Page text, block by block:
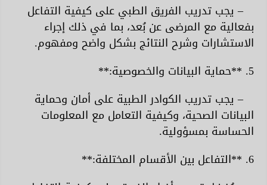
– يجب تدريب الفريق الطبي على كيفية التفاعل
بفعالية مع المرضى عن بُعد، بما في ذلك إجراء
الاستشارات وشرح النتائج بشكل واضح ومفهوم.
5. **حماية البيانات والخصوصية:**
– يجب تدريب الكوادر الطبية على أمان وحماية
البيانات الصحية، وكيفية التعامل مع المعلومات
الحساسة بمسؤولية.
6. **التفاعل بين الأقسام المختلفة:**